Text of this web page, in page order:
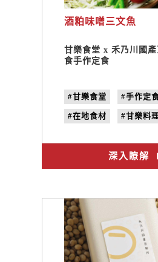
酒粕味噌三文魚
甘樂食堂 x 禾乃川國產
食手作定食
#甘樂食堂 #手作定
#在地食材 #甘樂料
#文創設
深入瞭解